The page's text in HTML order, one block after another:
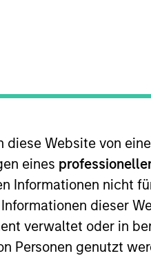
diese Website von
eines
Informationen nicht
dieser
verwaltet oder in
Personen genutzt
of MSIM Saudi
he started in the
offerings. In 2012,
Company. Alowi
Minerals in Dhahran